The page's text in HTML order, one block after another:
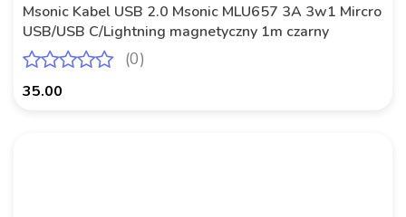
Msonic Kabel USB 2.0 Msonic MLU657 3A 3w1 Mircro
USB/USB C/Lightning magnetyczny 1m czarny
(0)
35.00